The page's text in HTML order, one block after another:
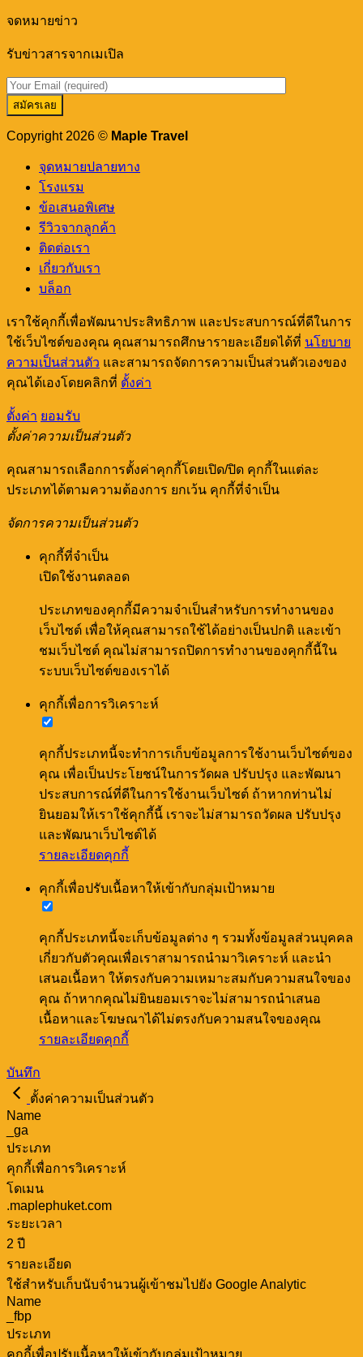
ร้าน
เด็ด
ภูเก็ต
เขา
หลัก
Koh
Lanta
You
Check
จดหมายข่าว
รับข่าวสารจากเมเปิล
Copyright 2026 © Maple Travel
จุดหมายปลายทาง
โรงแรม
ข้อเสนอพิเศษ
รีวิวจากลูกค้า
ติดต่อเรา
เกี่ยวกับเรา
บล็อก
เราใช้คุกกี้เพื่อพัฒนาประสิทธิภาพ และประสบการณ์ที่ดีในการ
ใช้เว็บไซต์ของคุณ คุณสามารถศึกษารายละเอียดได้ที่ นโยบาย
ความเป็นส่วนตัว และสามารถจัดการความเป็นส่วนตัวเองของ
คุณได้เองโดยคลิกที่ ตั้งค่า
ตั้งค่า ยอมรับ
ตั้งค่าความเป็นส่วนตัว
คุณสามารถเลือกการตั้งค่าคุกกี้โดยเปิด/ปิด คุกกี้ในแต่ละ
ประเภทได้ตามความต้องการ ยกเว้น คุกกี้ที่จำเป็น
จัดการความเป็นส่วนตัว
คุกกี้ที่จำเป็น
เปิดใช้งานตลอด
ประเภทของคุกกี้มีความจำเป็นสำหรับการทำงานของ
เว็บไซต์ เพื่อให้คุณสามารถใช้ได้อย่างเป็นปกติ และเข้า
ชมเว็บไซต์ คุณไม่สามารถปิดการทำงานของคุกกี้นี้ใน
ระบบเว็บไซต์ของเราได้
คุกกี้เพื่อการวิเคราะห์
คุกกี้ประเภทนี้จะทำการเก็บข้อมูลการใช้งานเว็บไซต์ของ
คุณ เพื่อเป็นประโยชน์ในการวัดผล ปรับปรุง และพัฒนา
ประสบการณ์ที่ดีในการใช้งานเว็บไซต์ ถ้าหากท่านไม่
ยินยอมให้เราใช้คุกกี้นี้ เราจะไม่สามารถวัดผล ปรับปรุง
และพัฒนาเว็บไซต์ได้
รายละเอียดคุกกี้
คุกกี้เพื่อปรับเนื้อหาให้เข้ากับกลุ่มเป้าหมาย
คุกกี้ประเภทนี้จะเก็บข้อมูลต่าง ๆ รวมทั้งข้อมูลส่วนบุคคล
เกี่ยวกับตัวคุณเพื่อเราสามารถนำมาวิเคราะห์ และนำ
เสนอเนื้อหา ให้ตรงกับความเหมาะสมกับความสนใจของ
คุณ ถ้าหากคุณไม่ยินยอมเราจะไม่สามารถนำเสนอ
เนื้อหาและโฆษณาได้ไม่ตรงกับความสนใจของคุณ
รายละเอียดคุกกี้
บันทึก
ตั้งค่าความเป็นส่วนตัว
Name
_ga
ประเภท
คุกกี้เพื่อการวิเคราะห์
โดเมน
.maplephuket.com
ระยะเวลา
2 ปี
รายละเอียด
ใช้สำหรับเก็บนับจำนวนผู้เข้าชมไปยัง Google Analytic
Name
_fbp
ประเภท
คุกกี้เพื่อปรับเนื้อหาให้เข้ากับกลุ่มเป้าหมาย